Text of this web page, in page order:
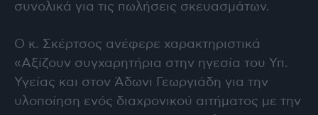
συνολικά για τις πωλήσεις σκευασμάτων.
Ο κ. Σκέρτσος ανέφερε χαρακτηριστικά
«Αξίζουν συγχαρητήρια στην ηγεσία του Υπ.
Υγείας και στον Άδωνι Γεωργιάδη για την
υλοποίηση ενός διαχρονικού αιτήματος με την